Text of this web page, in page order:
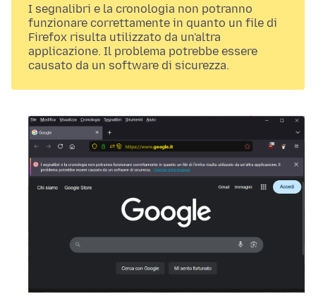
I segnalibri e la cronologia non potranno
funzionare correttamente in quanto un file di
Firefox risulta utilizzato da un'altra
applicazione. Il problema potrebbe essere
causato da un software di sicurezza.